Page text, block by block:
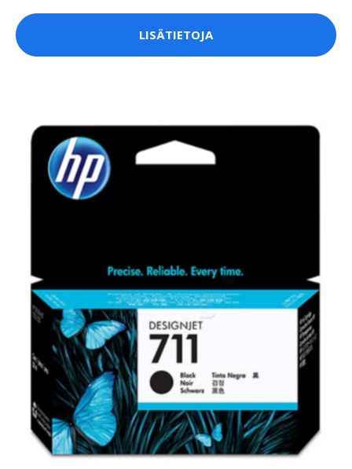
LISÄTIETOJA